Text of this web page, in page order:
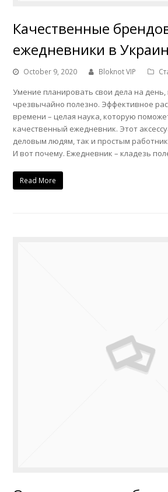
Качественные
ежедневники в
October 9, 2020 Bloknot VIP
Умение планировать свои дела на
чрезвычайно полезно. Эффективное
времени – целая наука, которую
качественный ежедневник. Этот
деловым людям, так и простым
И вот почему. Ежедневник – кладезь
Read More